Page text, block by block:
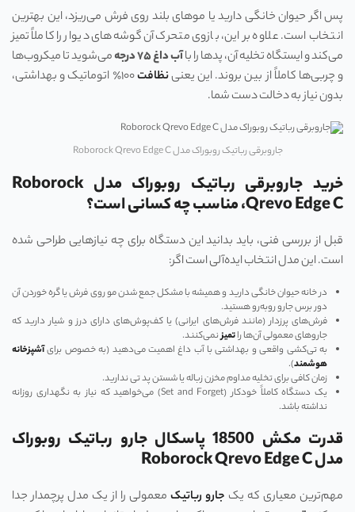
پس اگر حیوان خانگی دارید یا موهای بلند روی فرش می‌ریزد، این بهترین
انتخاب است. علاوه بر این، بازوی متحرک آن گوشه‌های دیوار را کاملاً تمیز
می‌کند و ایستگاه تخلیه آن، پدها را باآب داغ۷۵درجهمی‌شوید تا میکروب‌ها
و چربی‌ها کاملاً از بین بروند. این یعنینظافت
۱۰۰٪ اتوماتیک و بهداشتی،
بدون نیاز به دخالت دست شما.
جاروبرقی رباتیک روبوراک مدل Roborock Qrevo Edge C
خرید جاروبرقی رباتیک روبوراک مدل Roborock
Qrevo Edge C، مناسب چه کسانی است؟
قبل از بررسی فنی، باید بدانید این دستگاه برای چه نیازهایی طراحی شده
است. این مدل انتخاب ایده‌آلی است اگر:
در خانه حیوان خانگی دارید و همیشه با مشکل جمع شدن مو روی فرش یا گره خوردن آن
دور برس جارو روبه‌رو هستید.
فرش‌های پرزدار (مانند فرش‌های ایرانی) یا کف‌پوش‌های دارای درز و شیار دارید که
جاروهای معمولی آن‌ها راتمیزنمی‌کنند.
به تی‌کشی واقعی و بهداشتی با آب داغ اهمیت می‌دهید (به خصوص برایآشپزخانه
هوشمند).
زمان کافی برای تخلیه مداوم مخزن زباله یا شستن پد تی ندارید.
یک دستگاه کاملاً خودکار (Set and Forget) می‌خواهید که نیاز به نگهداری روزانه
نداشته باشد.
قدرت مکش 18500 پاسکال جارو رباتیک روبوراک
مدل Roborock Qrevo Edge C
مهم‌ترین معیاری که یک جارو رباتیک معمولی را از یک مدل پرچمدار جدا